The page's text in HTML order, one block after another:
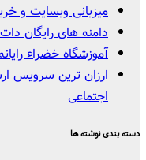
میزبانی وبسایت و
دامنه های رایگان
آموزشگاه خضراء
ارزان ترین سرویس
اجتماعی
دسته بندی نوشته ها